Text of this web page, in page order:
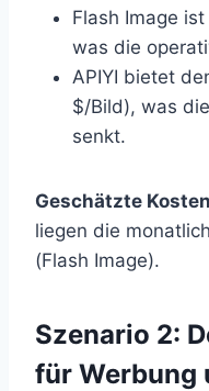
Flash Image
was die
APIYI bietet
$/Bild), was
senkt.
Geschätzte Kosten
liegen die
(Flash Image).
Szenario 2:
für Werbung